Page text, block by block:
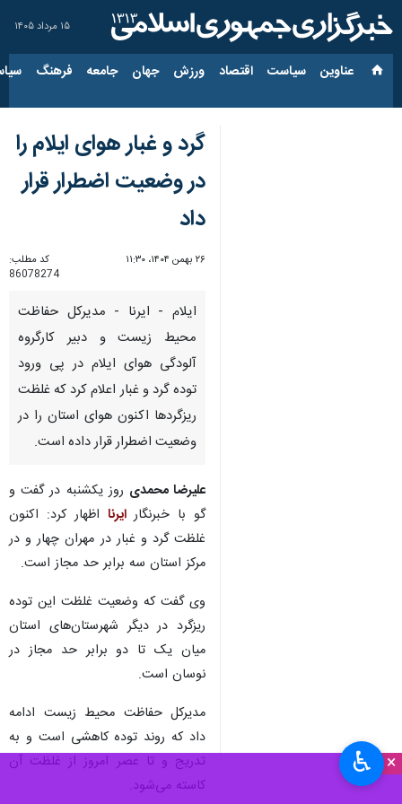
۱۵ مرداد ۱۴۰۵
عناوین‌ سیاست اقتصاد ورزش جهان جامعه فرهنگ
×
گرد و غبار هوای ایلام را
در وضعیت اضطرار قرار
داد
۲۶ بهمن ۱۴۰۴، ۱۱:۳۰
کد مطلب:
86078274
ایلام - ایرنا - مدیرکل حفاظت
محیط زیست و دبیر کارگروه
آلودگی هوای ایلام در پی ورود
توده گرد و غبار اعلام کرد که غلظت
ریزگردها اکنون هوای استان را در
وضعیت اضطرار قرار داده است.
علیرضا محمدی روز یکشنبه در گفت و
گو با خبرنگارایرنا اظهار کرد: اکنون
غلظت گرد و غبار در مهران چهار و در
مرکز استان سه برابر حد مجاز است.
وی گفت که وضعیت غلظت این توده
ریزگرد در دیگر شهرستان‌های استان
میان یک تا دو برابر حد مجاز در
نوسان است.
مدیرکل حفاظت محیط زیست ادامه
داد که روند توده کاهشی است و به
تدریج و تا عصر امروز از غلظت آن
کاسته می‌شود.
♿︎